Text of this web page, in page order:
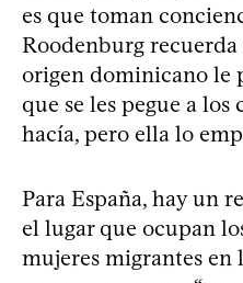
es que toman
Roodenburg
origen dominicano le
que se les pegue a
hacía, pero ella lo
Para España, hay un
el lugar que ocupan
mujeres migrantes en